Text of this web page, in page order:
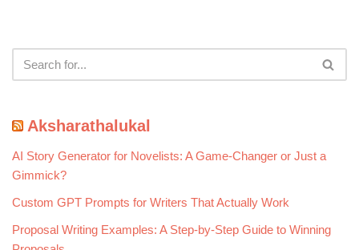
Aksharathalukal
AI Story Generator for Novelists: A Game-Changer or Just a
Gimmick?
Custom GPT Prompts for Writers That Actually Work
Proposal Writing Examples: A Step-by-Step Guide to Winning